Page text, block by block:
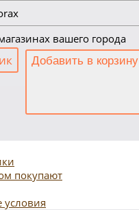
вашего города
Добавить в корзину
покупают
условия